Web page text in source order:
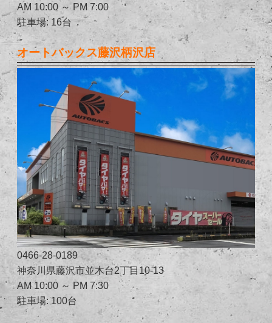
AM 10:00 ～ PM 7:00
駐車場: 16台
オートバックス藤沢柄沢店
0466-28-0189
神奈川県藤沢市並木台2丁目10-13
AM 10:00 ～ PM 7:30
駐車場: 100台